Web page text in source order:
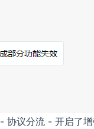
协议分流 - 开启了